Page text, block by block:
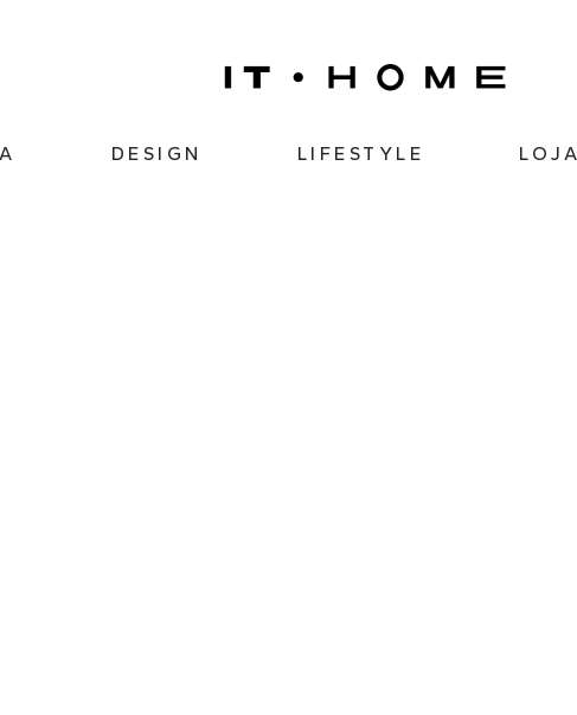
DESIGN LIFESTYLE LOJA